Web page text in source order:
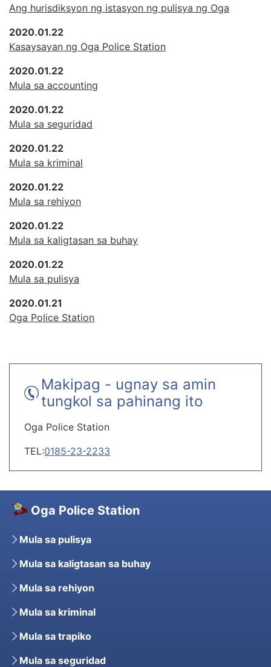
Ang hurisdiksyon ng istasyon ng pulisya ng Oga
2020.01.22
Kasaysayan ng Oga Police Station
2020.01.22
Mula sa accounting
2020.01.22
Mula sa seguridad
2020.01.22
Mula sa kriminal
2020.01.22
Mula sa rehiyon
2020.01.22
Mula sa kaligtasan sa buhay
2020.01.22
Mula sa pulisya
2020.01.21
Oga Police Station
Makipag - ugnay sa amin
tungkol sa pahinang ito
Oga Police Station
TEL:0185-23-2233
Oga Police Station
Mula sa pulisya
Mula sa kaligtasan sa buhay
Mula sa rehiyon
Mula sa kriminal
Mula sa trapiko
Mula sa seguridad